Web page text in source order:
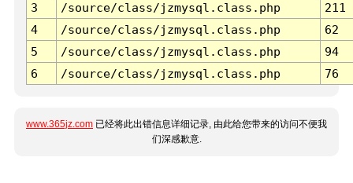
3 /source/class/jzmysql.class.php
211
4
/source/class/jzmysql.class.php
62
5
/source/class/jzmysql.class.php
94
6
/source/class/jzmysql.class.php 76
www.365jz.com 已经将此出错信息详细记录, 由此给您带来的访问不便我
们深感歉意.